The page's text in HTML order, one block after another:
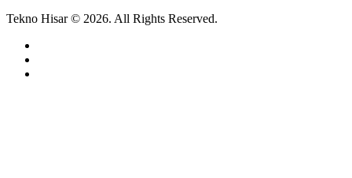
Tekno Hisar © 2026. All Rights Reserved.